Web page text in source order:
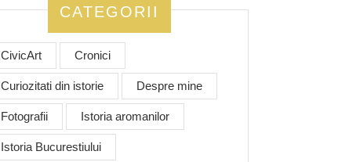
CATEGORII
CivicArt Cronici
Curiozitati din istorie Despre mine
Fotografii Istoria aromanilor
Istoria Bucurestiului